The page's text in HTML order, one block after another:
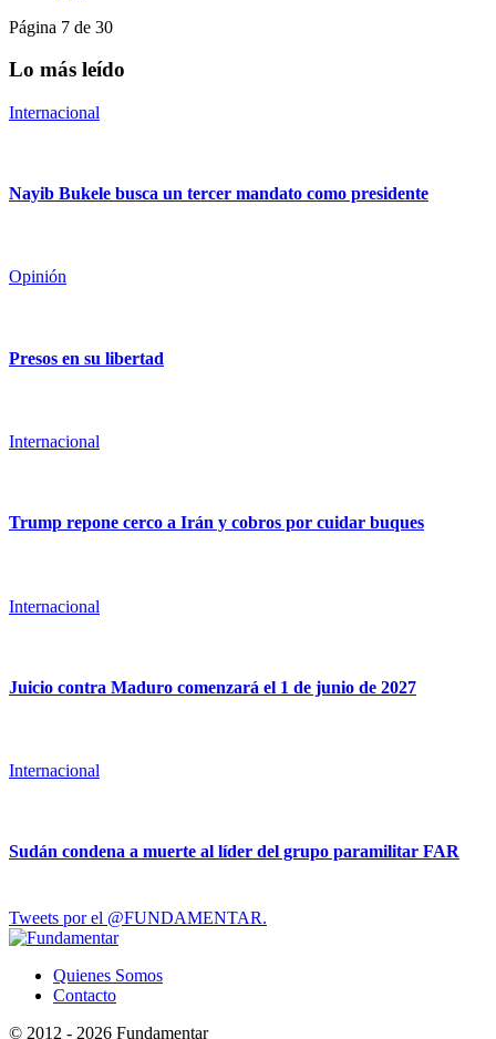
Página 7 de 30
Lo más leído
Internacional
Nayib Bukele busca un tercer mandato como presidente
Opinión
Presos en su libertad
Internacional
Trump repone cerco a Irán y cobros por cuidar buques
Internacional
Juicio contra Maduro comenzará el 1 de junio de 2027
Internacional
Sudán condena a muerte al líder del grupo paramilitar FAR
Tweets por el @FUNDAMENTAR.
Quienes Somos
Contacto
© 2012 - 2026 Fundamentar